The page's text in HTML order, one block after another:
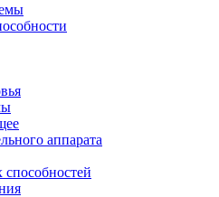
аппарата